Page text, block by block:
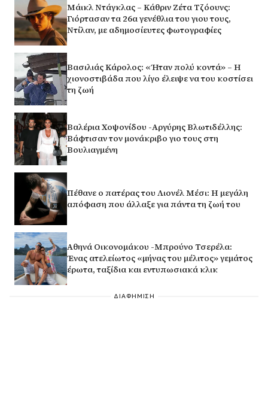
Μάικλ Ντάγκλας – Κάθριν Ζέτα Τζόουνς:
Γιόρτασαν τα 26α γενέθλια του γιου τους,
Ντίλαν, με αδημοσίευτες φωτογραφίες
Βασιλιάς Κάρολος: «Ήταν πολύ κοντά» – Η
χιονοστιβάδα που λίγο έλειψε να του κοστίσει
τη ζωή
Βαλέρια Χοψονίδου -Αργύρης Βλωτιδέλλης:
Βάφτισαν τον μονάκριβο γιο τους στη
Βουλιαγμένη
Πέθανε ο πατέρας του Λιονέλ Μέσι: Η μεγάλη
απόφαση που άλλαξε για πάντα τη ζωή του
Αθηνά Οικονομάκου -Μπρούνο Τσερέλα:
Ένας ατελείωτος «μήνας του μέλιτος» γεμάτος
έρωτα, ταξίδια και εντυπωσιακά κλικ
ΔΙΑΦΗΜΙΣΗ